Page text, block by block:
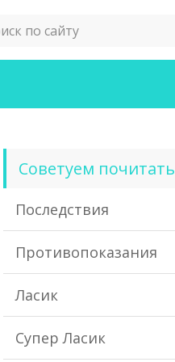
Советуем почитать
Последствия
Противопоказания
Ласик
Супер Ласик